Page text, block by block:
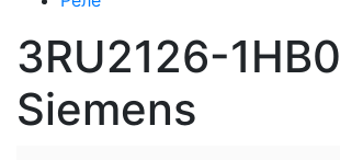
3RU2126-1HB0
Siemens